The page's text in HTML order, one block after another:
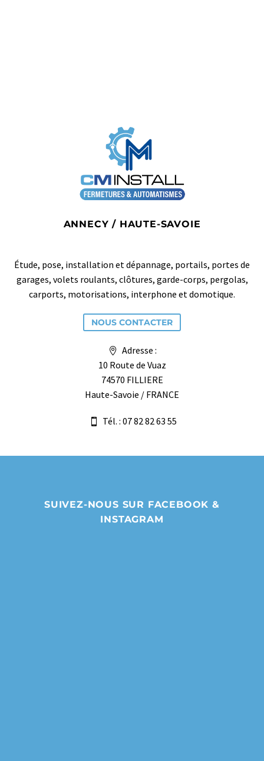
ANNECY / HAUTE-SAVOIE
Étude, pose, installation et dépannage, portails, portes de
garages, volets roulants, clôtures, garde-corps, pergolas,
carports, motorisations, interphone et domotique.
NOUS CONTACTER
Adresse :
10 Route de Vuaz
74570 FILLIERE
Haute-Savoie / FRANCE
Tél. : 07 82 82 63 55
SUIVEZ-NOUS SUR FACEBOOK &
INSTAGRAM